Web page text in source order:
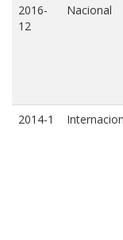
2016-
12
Nacional
2014-1